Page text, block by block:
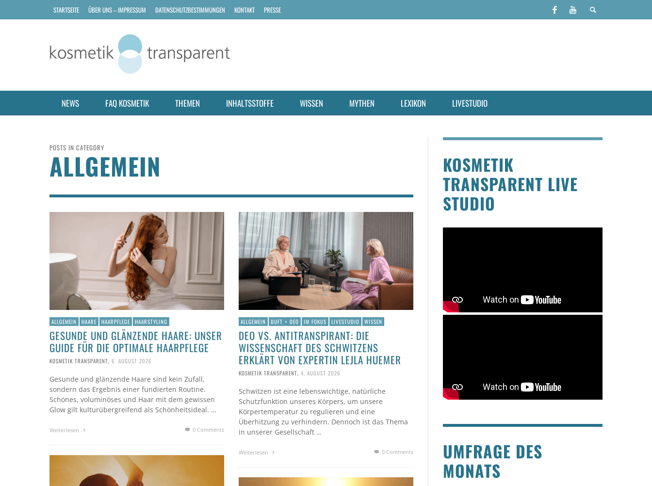
STARTSEITE ÜBER UNS – IMPRESSUM DATENSCHUTZBESTIMMUNGEN KONTAKT PRESSE
NEWS FAQ KOSMETIK THEMEN INHALTSSTOFFE WISSEN MYTHEN LEXIKON LIVESTUDIO
POSTS IN CATEGORY
ALLGEMEIN
ALLGEMEIN HAARE HAARPFLEGE HAARSTYLING
GESUNDE UND GLÄNZENDE HAARE: UNSER
GUIDE FÜR DIE OPTIMALE HAARPFLEGE
KOSMETIK TRANSPARENT, 6. AUGUST 2026
Gesunde und glänzende Haare sind kein Zufall,
sondern das Ergebnis einer fundierten Routine.
Schönes, voluminöses und Haar mit dem gewissen
Glow gilt kulturübergreifend als Schönheitsideal. …
Weiterlesen 0 Comments
ALLGEMEIN DUFT + DEO IM FOKUS LIVESTUDIO WISSEN
DEO VS. ANTITRANSPIRANT: DIE
WISSENSCHAFT DES SCHWITZENS
ERKLÄRT VON EXPERTIN LEJLA HUEMER
KOSMETIK TRANSPARENT, 4. AUGUST 2026
Schwitzen ist eine lebenswichtige, natürliche
Schutzfunktion unseres Körpers, um unsere
Körpertemperatur zu regulieren und eine
Überhitzung zu verhindern. Dennoch ist das Thema
in unserer Gesellschaft …
Weiterlesen 0 Comments
KOSMETIK
TRANSPARENT LIVE
STUDIO
UMFRAGE DES
MONATS